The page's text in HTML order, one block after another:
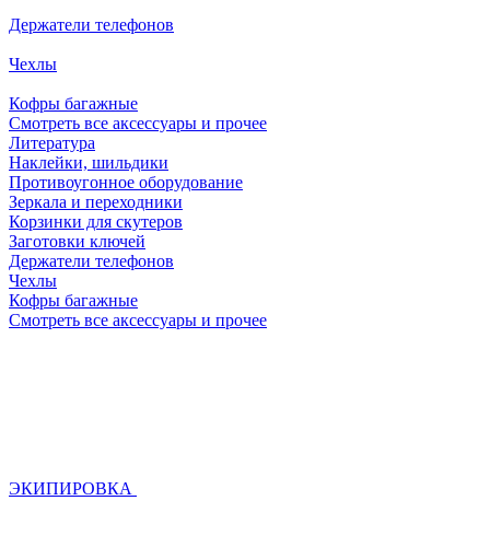
Держатели телефонов
Чехлы
Кофры багажные
Смотреть все аксессуары и прочее
Литература
Наклейки, шильдики
Противоугонное оборудование
Зеркала и переходники
Корзинки для скутеров
Заготовки ключей
Держатели телефонов
Чехлы
Кофры багажные
Смотреть все аксессуары и прочее
ЭКИПИРОВКА